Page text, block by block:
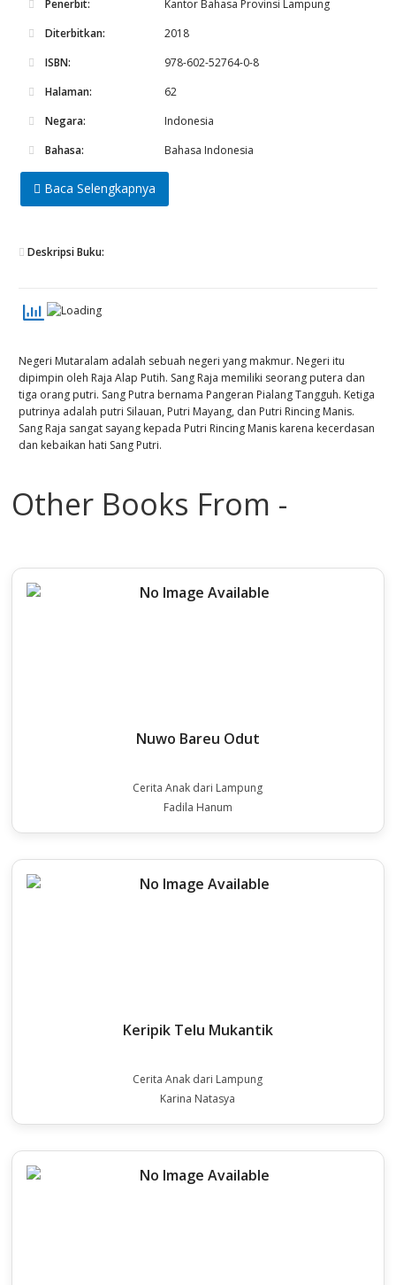
Penerbit:
Kantor Bahasa Provinsi Lampung
Diterbitkan:
2018
ISBN:
978-602-52764-0-8
Halaman:
62
Negara:
Indonesia
Bahasa:
Bahasa Indonesia
Baca Selengkapnya
Deskripsi Buku:
Negeri Mutaralam adalah sebuah negeri yang makmur. Negeri itu
dipimpin oleh Raja Alap Putih. Sang Raja memiliki seorang putera dan
tiga orang putri. Sang Putra bernama Pangeran Pialang Tangguh. Ketiga
putrinya adalah putri Silauan, Putri Mayang, dan Putri Rincing Manis.
Sang Raja sangat sayang kepada Putri Rincing Manis karena kecerdasan
dan kebaikan hati Sang Putri.
Other Books From -
Nuwo Bareu Odut
Cerita Anak dari Lampung
Fadila Hanum
Keripik Telu Mukantik
Cerita Anak dari Lampung
Karina Natasya